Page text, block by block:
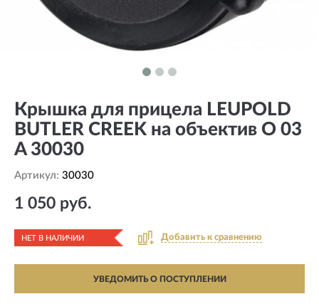
Крышка для прицела LEUPOLD
BUTLER CREEK на объектив O 03
A 30030
Артикул: 30030
1 050 руб.
НЕТ В НАЛИЧИИ Добавить к сравнению
УВЕДОМИТЬ О ПОСТУПЛЕНИИ